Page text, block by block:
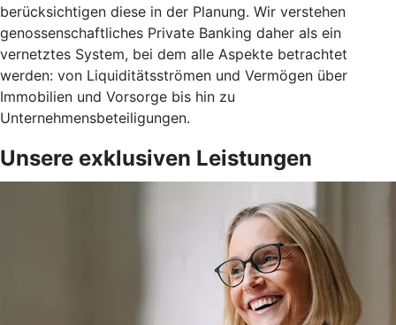
berücksichtigen diese in der Planung. Wir verstehen
genossenschaftliches Private Banking daher als ein
vernetztes System, bei dem alle Aspekte betrachtet
werden: von Liquiditätsströmen und Vermögen über
Immobilien und Vorsorge bis hin zu
Unternehmensbeteiligungen.
Unsere exklusiven Leistungen